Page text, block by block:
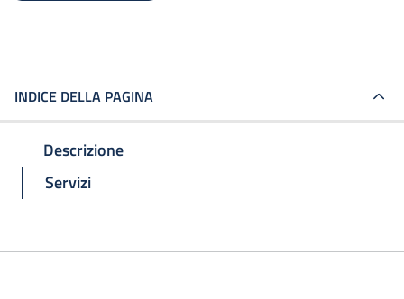
INDICE DELLA PAGINA
Descrizione
Servizi